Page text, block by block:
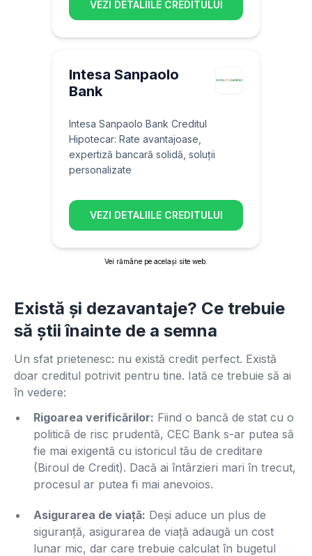
VEZI DETALIILE CREDITULUI
Intesa Sanpaolo
Bank
Intesa Sanpaolo Bank Creditul
Hipotecar: Rate avantajoase,
expertiză bancară solidă, soluții
personalizate
VEZI DETALIILE CREDITULUI
Vei rămâne pe același site web.
Există și dezavantaje? Ce trebuie
să știi înainte de a semna
Un sfat prietenesc: nu există credit perfect. Există
doar creditul potrivit pentru tine. Iată ce trebuie să ai
în vedere:
Rigoarea verificărilor: Fiind o bancă de stat cu o
politică de risc prudentă, CEC Bank s-ar putea să
fie mai exigentă cu istoricul tău de creditare
(Biroul de Credit). Dacă ai întârzieri mari în trecut,
procesul ar putea fi mai anevoios.
Asigurarea de viață: Deși aduce un plus de
siguranță, asigurarea de viață adaugă un cost
lunar mic, dar care trebuie calculat în bugetul